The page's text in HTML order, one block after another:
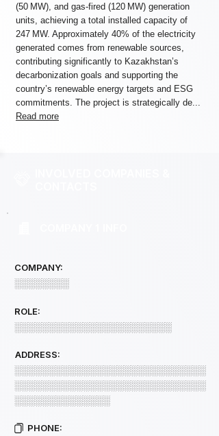
(50 MW), and gas-fired (120 MW) generation
units, achieving a total installed capacity of
247 MW. Approximately 40% of the electricity
generated comes from renewable sources,
contributing significantly to Kazakhstan’s
decarbonization goals and supporting the
country’s renewable energy targets and ESG
commitments. The project is strategically de...
Read more
COMPANY:
░░░░░░░░
ROLE:
░░░░░░░░░░░░░░░░░░░░░░░
ADDRESS:
░░░░░░░░░░░░░░░░░░░░░░░░░░░░
░░░░░░░░░░░░░░░░░░░░░░░░░░░░
░░░░░░░░░░░░░░
PHONE: